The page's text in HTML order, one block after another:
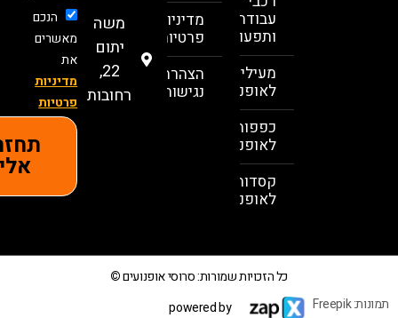
לאופנועים
לאופנועים
לאופנועים
מדיניות
פרטיות
הצהרת
נגישות
משה
יתום
22,
רחובות
הנכם
מדיניות
פרטיות
תחזרו
כל הזכויות שמורות: סרוסי אופנועים©
powered by